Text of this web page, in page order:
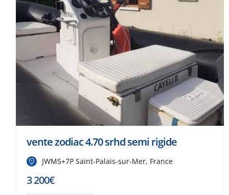
vente zodiac 4.70 srhd semi rigide
JWM5+7P Saint-Palais-sur-Mer, France
3 200€